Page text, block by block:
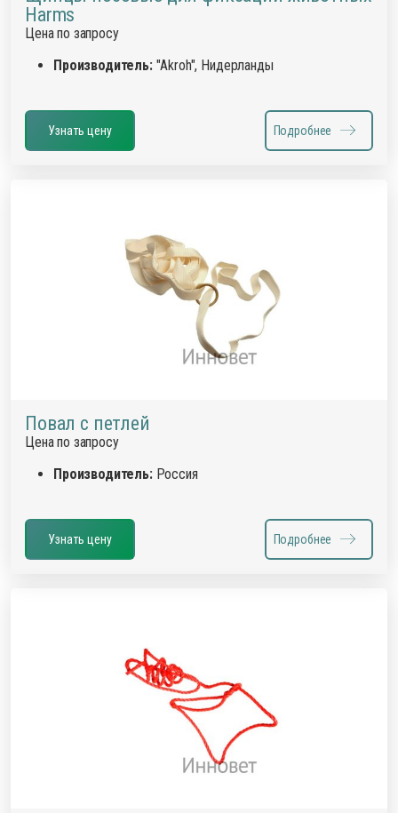
Harms
Цена по запросу
Производитель:"Akroh", Нидерланды
Узнать цену Подробнее
Повал с петлей
Цена по запросу
Производитель:Россия
Узнать цену Подробнее